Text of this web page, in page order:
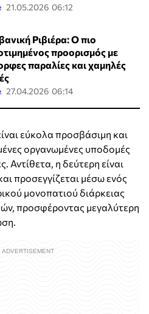
21.05.2026 06:12
Ριβιέρα: Ο πιο
προορισμός με
παραλίες και χαμηλές
27.04.2026 06:14
εύκολα προσβάσιμη και
οργανωμένες υποδομές
Αντίθετα, η δεύτερη είναι
προσεγγίζεται μέσω ενός
μονοπατιού διάρκειας
προσφέροντας μεγαλύτερη